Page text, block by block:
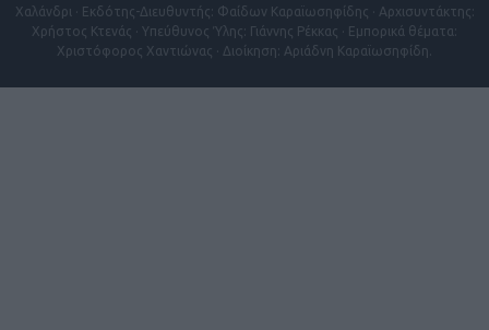
Χαλάνδρι · Εκδότης-Διευθυντής: Φαίδων Καραϊωσηφίδης · Αρχισυντάκτης:
Χρήστος Κτενάς · Υπεύθυνος Ύλης: Γιάννης Ρέκκας · Εμπορικά θέματα:
Χριστόφορος Χαντιώνας · Διοίκηση: Αριάδνη Καραϊωσηφίδη.